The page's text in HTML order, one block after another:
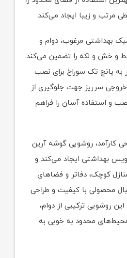
مرتب و زیبا ایجاد می‌کند.
بهداشتی مرغوب، دوام و
خط و خش و لکه را تضمین می‌کند.
پانچ تک سوراخ برای نصب
خروجی سرریز جهت جلوگیری از
و استفاده آسان را فراهم
کارآمد، روشویی گوشه آرین
بهداشتی ایجاد می‌کند و
کوچک، دفاتر و فضاهای
محصولی با کیفیت و طراحی
روشویی ترکیبی از دوام،
محیط‌های محدود به خوبی به